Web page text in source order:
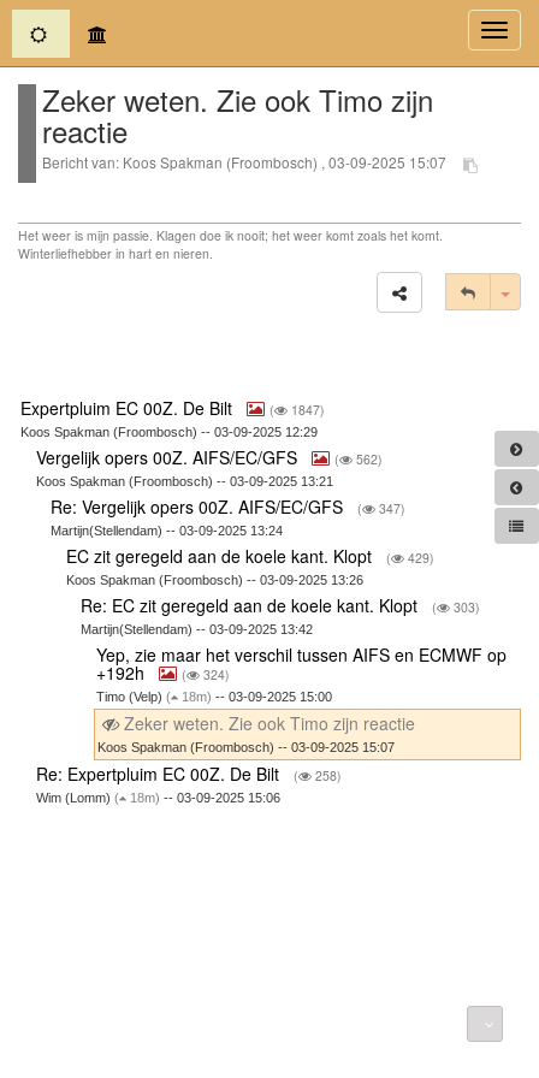
(current)
Zeker weten. Zie ook Timo zijn
reactie
Bericht van: Koos Spakman (Froombosch) , 03-09-2025 15:07
Het weer is mijn passie. Klagen doe ik nooit; het weer komt zoals het komt.
Winterliefhebber in hart en nieren.
Expertpluim EC 00Z. De Bilt ( 1847)
Koos Spakman (Froombosch) -- 03-09-2025 12:29
Vergelijk opers 00Z. AIFS/EC/GFS ( 562)
Koos Spakman (Froombosch) -- 03-09-2025 13:21
Re: Vergelijk opers 00Z. AIFS/EC/GFS ( 347)
Martijn(Stellendam) -- 03-09-2025 13:24
EC zit geregeld aan de koele kant. Klopt ( 429)
Koos Spakman (Froombosch) -- 03-09-2025 13:26
Re: EC zit geregeld aan de koele kant. Klopt ( 303)
Martijn(Stellendam) -- 03-09-2025 13:42
Yep, zie maar het verschil tussen AIFS en ECMWF op
+192h ( 324)
Timo (Velp) ( 18m) -- 03-09-2025 15:00
Zeker weten. Zie ook Timo zijn reactie
Koos Spakman (Froombosch) -- 03-09-2025 15:07
Re: Expertpluim EC 00Z. De Bilt ( 258)
Wim (Lomm) ( 18m) -- 03-09-2025 15:06